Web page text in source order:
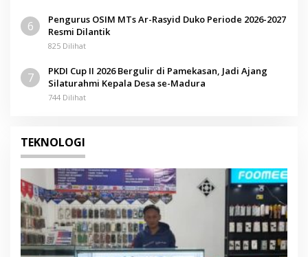
6
Pengurus OSIM MTs Ar-Rasyid Duko Periode 2026-2027
Resmi Dilantik
825 Dilihat
7
PKDI Cup II 2026 Bergulir di Pamekasan, Jadi Ajang
Silaturahmi Kepala Desa se-Madura
744 Dilihat
TEKNOLOGI